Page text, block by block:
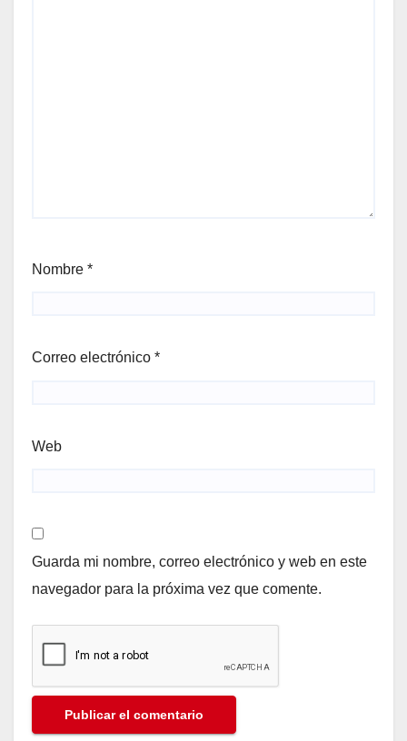
Nombre *
Correo electrónico *
Web
Guarda mi nombre, correo electrónico y web en este
navegador para la próxima vez que comente.